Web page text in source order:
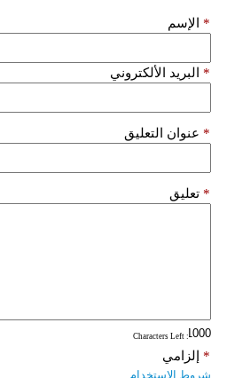
الإسم *
البريد الألكتروني *
عنوان التعليق *
تعليق *
: Characters Left
إلزامي *
شروط الاستخدام